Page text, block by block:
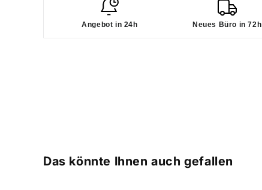
Angebot in 24h Neues Büro in 72h
Das könnte Ihnen auch gefallen